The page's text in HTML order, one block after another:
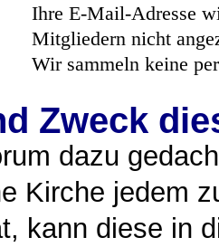
Ihre E-Mail-Adresse
Mitgliedern nicht
Wir sammeln keine
Zweck
dazu
Kirche jedem
kann diese in